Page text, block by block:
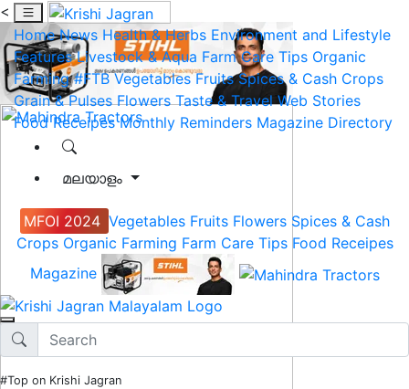
<
Home News Health & Herbs Environment and Lifestyle
Features Livestock & Aqua Farm Care Tips Organic
Farming #FTB Vegetables Fruits Spices & Cash Crops
Grain & Pulses Flowers Taste & Travel Web Stories
Food Receipes Monthly Reminders Magazine Directory
മലയാളം
MFOI 2024 Vegetables Fruits Flowers Spices & Cash
Crops Organic Farming Farm Care Tips Food Receipes
Magazine
#Top on Krishi Jagran